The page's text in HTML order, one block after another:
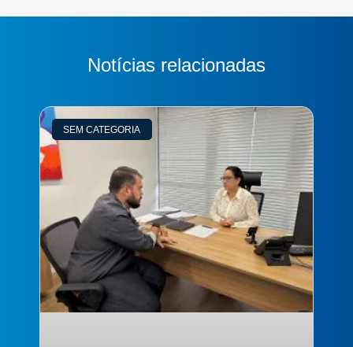
Notícias relacionadas
SEM CATEGORIA